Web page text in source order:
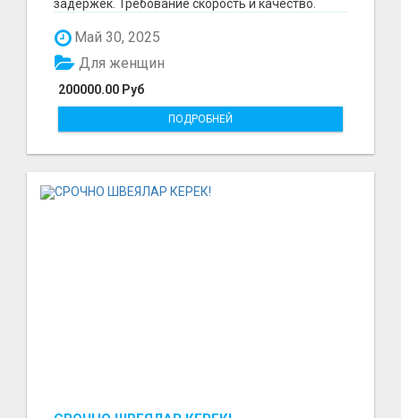
задержек. Требование скорость и качество.
Май 30, 2025
200000.00 Руб
Для женщин
ПОДРОБНЕЙ